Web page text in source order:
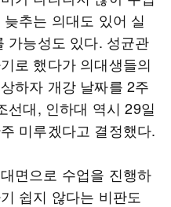
추는 의대도 있어 실
가능성도 있다. 성균관
로 했다가 의대생들의
하자 개강 날짜를 2주
선대, 인하대 역시 29일
미루겠다고 결정했다.
면으로 수업을 진행하
쉽지 않다는 비판도